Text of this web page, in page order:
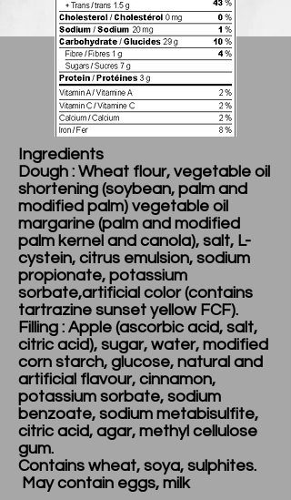
Ingredients
Dough : Wheat flour, vegetable oil
shortening (soybean, palm and
modified palm) vegetable oil
margarine (palm and modified
palm kernel and canola), salt, L-
cystein, citrus emulsion, sodium
propionate, potassium
sorbate,artificial color (contains
tartrazine sunset yellow FCF).
Filling : Apple (ascorbic acid, salt,
citric acid), sugar, water, modified
corn starch, glucose, natural and
artificial flavour, cinnamon,
potassium sorbate, sodium
benzoate, sodium metabisulfite,
citric acid, agar, methyl cellulose
gum.
Contains wheat, soya, sulphites.
May contain eggs, milk